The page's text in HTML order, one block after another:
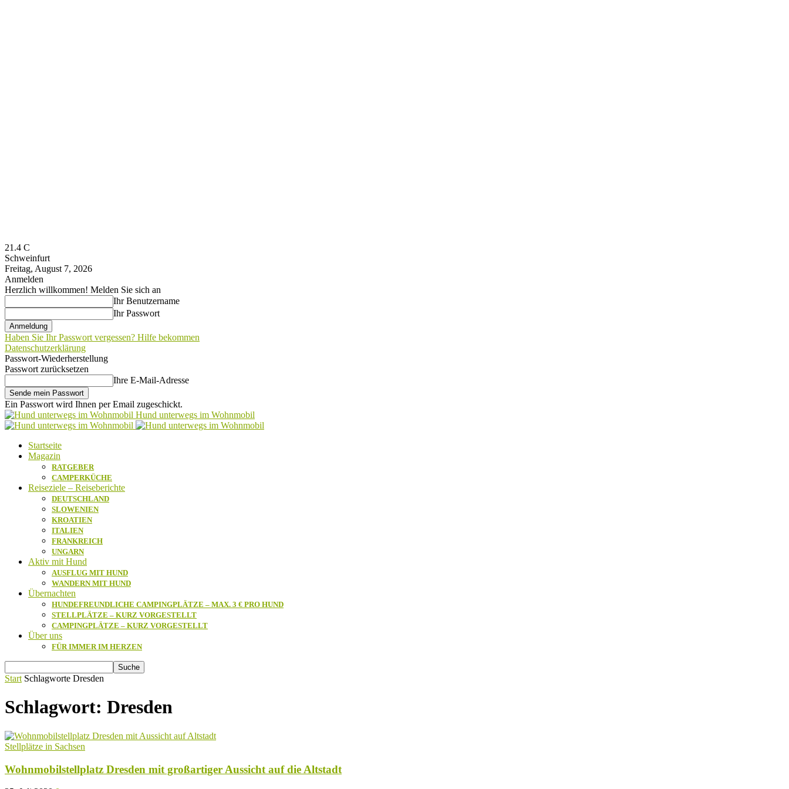
21.4 C
Schweinfurt
Freitag, August 7, 2026
Anmelden
Herzlich willkommen! Melden Sie sich an
Ihr Benutzername
Ihr Passwort
Haben Sie Ihr Passwort vergessen? Hilfe bekommen
Datenschutzerklärung
Passwort-Wiederherstellung
Passwort zurücksetzen
Ihre E-Mail-Adresse
Ein Passwort wird Ihnen per Email zugeschickt.
Hund unterwegs im Wohnmobil
Startseite
Magazin
RATGEBER
CAMPERKÜCHE
Reiseziele – Reiseberichte
DEUTSCHLAND
SLOWENIEN
KROATIEN
ITALIEN
FRANKREICH
UNGARN
Aktiv mit Hund
AUSFLUG MIT HUND
WANDERN MIT HUND
Übernachten
HUNDEFREUNDLICHE CAMPINGPLÄTZE – MAX. 3 € PRO HUND
STELLPLÄTZE – KURZ VORGESTELLT
CAMPINGPLÄTZE – KURZ VORGESTELLT
Über uns
FÜR IMMER IM HERZEN
Start Schlagworte Dresden
Schlagwort: Dresden
Stellplätze in Sachsen
Wohnmobilstellplatz Dresden mit großartiger Aussicht auf die Altstadt